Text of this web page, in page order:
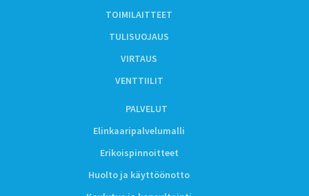
TOIMILAITTEET
TULISUOJAUS
VIRTAUS
VENTTIILIT
PALVELUT
Elinkaaripalvelumalli
Erikoispinnoitteet
Huolto ja käyttöönotto